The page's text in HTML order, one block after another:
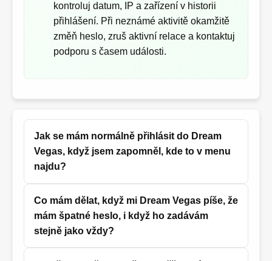
kontroluj datum, IP a zařízení v historii
přihlášení. Při neznámé aktivitě okamžitě
změň heslo, zruš aktivní relace a kontaktuj
podporu s časem události.
Jak se mám normálně přihlásit do Dream
Vegas, když jsem zapomněl, kde to v menu
najdu?
Co mám dělat, když mi Dream Vegas píše, že
mám špatné heslo, i když ho zadávám
stejně jako vždy?